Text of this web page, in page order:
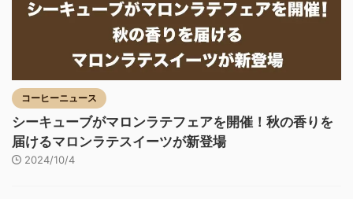
コーヒーニュース
シーキューブがマロンラテフェアを開催！秋の香りを
届けるマロンラテスイーツが新登場
2024/10/4